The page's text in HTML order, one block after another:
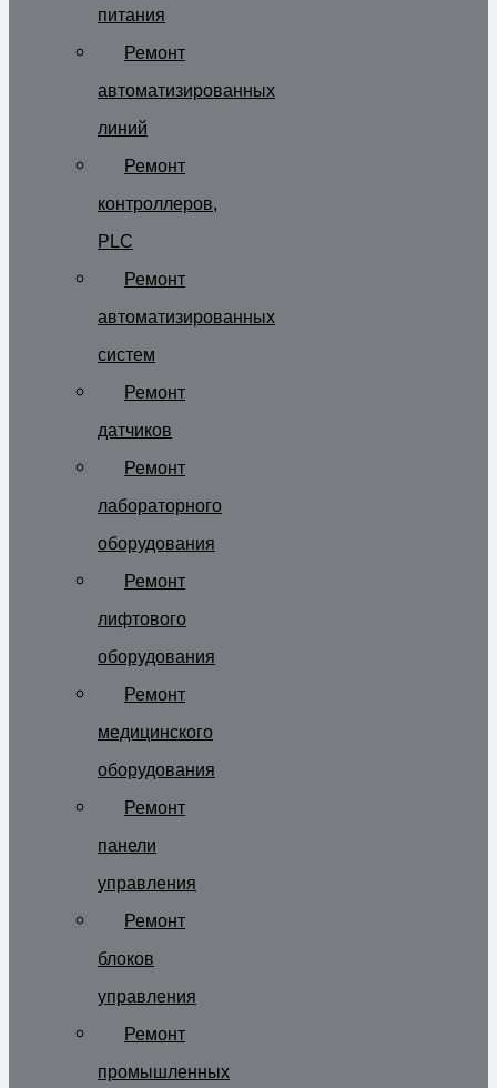
питания
Ремонт
автоматизированных
линий
Ремонт
контроллеров,
PLC
Ремонт
автоматизированных
систем
Ремонт
датчиков
Ремонт
лабораторного
оборудования
Ремонт
лифтового
оборудования
Ремонт
медицинского
оборудования
Ремонт
панели
управления
Ремонт
блоков
управления
Ремонт
промышленных